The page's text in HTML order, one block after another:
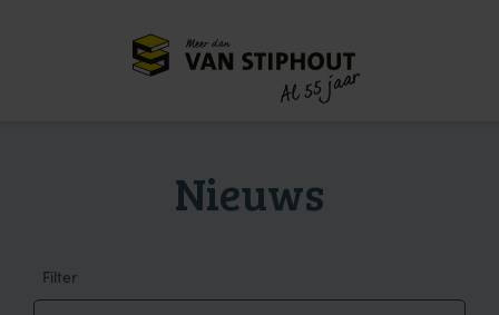
Meer dan
Al 55 jaar
Nieuws
Filter